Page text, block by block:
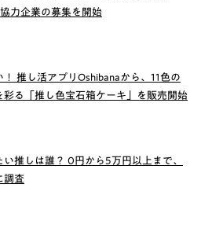
力企業の募集を開始
推し活アプリOshibanaから、11色の
る「推し色宝石箱ケーキ」を販売開始
推しは誰？ 0円から5万円以上まで、
調査